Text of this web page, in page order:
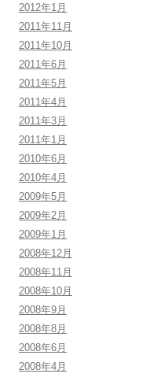
2012年1月
2011年11月
2011年10月
2011年6月
2011年5月
2011年4月
2011年3月
2011年1月
2010年6月
2010年4月
2009年5月
2009年2月
2009年1月
2008年12月
2008年11月
2008年10月
2008年9月
2008年8月
2008年6月
2008年4月